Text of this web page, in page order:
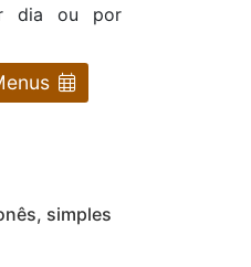
dia ou por
simples